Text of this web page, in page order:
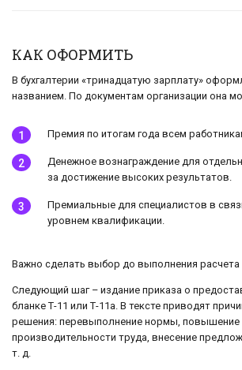
КАК ОФОРМИТЬ
В бухгалтерии «тринадцатую зарплату»
названием. По документам организации она
Премия по итогам года всем
Денежное вознаграждение для
за достижение высоких результатов.
Премиальные для специалистов в
уровнем квалификации.
Важно сделать выбор до выполнения расчета
Следующий шаг – издание приказа о
бланке Т-11 или Т-11а. В тексте приводят
решения: перевыполнение нормы, повышение
производительности труда, внесение
т. д.